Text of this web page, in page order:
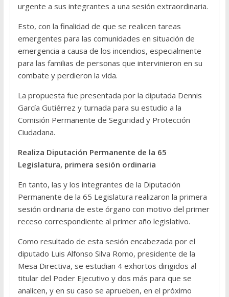
urgente a sus integrantes a una sesión extraordinaria.
Esto, con la finalidad de que se realicen tareas
emergentes para las comunidades en situación de
emergencia a causa de los incendios, especialmente
para las familias de personas que intervinieron en su
combate y perdieron la vida.
La propuesta fue presentada por la diputada Dennis
García Gutiérrez y turnada para su estudio a la
Comisión Permanente de Seguridad y Protección
Ciudadana.
Realiza Diputación Permanente de la 65
Legislatura, primera sesión ordinaria
En tanto, las y los integrantes de la Diputación
Permanente de la 65 Legislatura realizaron la primera
sesión ordinaria de este órgano con motivo del primer
receso correspondiente al primer año legislativo.
Como resultado de esta sesión encabezada por el
diputado Luis Alfonso Silva Romo, presidente de la
Mesa Directiva, se estudian 4 exhortos dirigidos al
titular del Poder Ejecutivo y dos más para que se
analicen, y en su caso se aprueben, en el próximo